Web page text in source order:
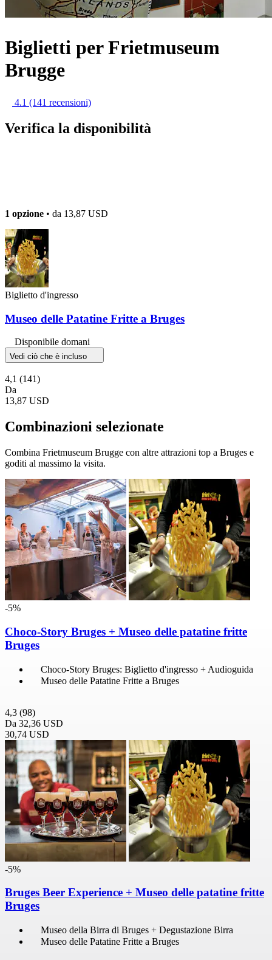
Biglietti per Frietmuseum
Brugge
4.1 (141 recensioni)
Verifica la disponibilità
1 opzione • da 13,87 USD
Biglietto d'ingresso
Museo delle Patatine Fritte a Bruges
Disponibile domani
Vedi ciò che è incluso
4,1 (141)
Da
13,87 USD
Combinazioni selezionate
Combina Frietmuseum Brugge con altre attrazioni top a Bruges e
goditi al massimo la visita.
-5%
Choco-Story Bruges + Museo delle patatine fritte
Bruges
Choco-Story Bruges: Biglietto d'ingresso + Audioguida
Museo delle Patatine Fritte a Bruges
4,3 (98)
Da 32,36 USD
30,74 USD
-5%
Bruges Beer Experience + Museo delle patatine fritte
Bruges
Museo della Birra di Bruges + Degustazione Birra
Museo delle Patatine Fritte a Bruges